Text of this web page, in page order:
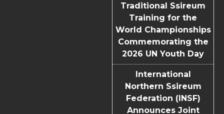
Traditional Ssireum
Training for the
World Championships
Commemorating the
2026 UN Youth Day
International
Northern Ssireum
Federation (INSF)
Announces Joint